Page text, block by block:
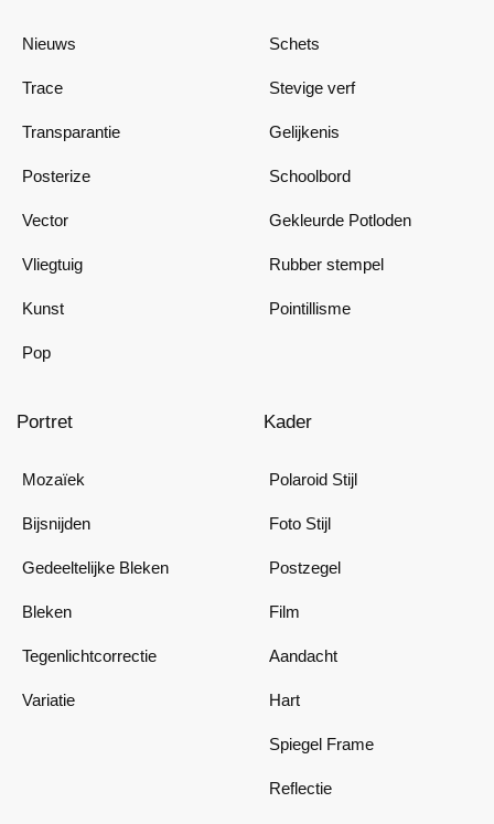
Nieuws
Trace
Transparantie
Posterize
Vector
Vliegtuig
Kunst
Pop
Schets
Stevige verf
Gelijkenis
Schoolbord
Gekleurde Potloden
Rubber stempel
Pointillisme
Portret
Mozaïek
Bijsnijden
Gedeeltelijke Bleken
Bleken
Tegenlichtcorrectie
Variatie
Kader
Polaroid Stijl
Foto Stijl
Postzegel
Film
Aandacht
Hart
Spiegel Frame
Reflectie